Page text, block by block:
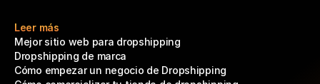
Leer más
Mejor sitio web para dropshipping
Dropshipping de marca
Cómo empezar un negocio de Dropshipping